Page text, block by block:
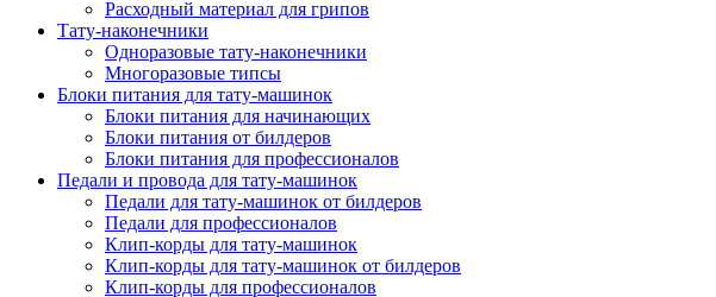
Расходный материал для грипов
Тату-наконечники
Одноразовые тату-наконечники
Многоразовые типсы
Блоки питания для тату-машинок
Блоки питания для начинающих
Блоки питания от билдеров
Блоки питания для профессионалов
Педали и провода для тату-машинок
Педали для тату-машинок от билдеров
Педали для профессионалов
Клип-корды для тату-машинок
Клип-корды для тату-машинок от билдеров
Клип-корды для профессионалов